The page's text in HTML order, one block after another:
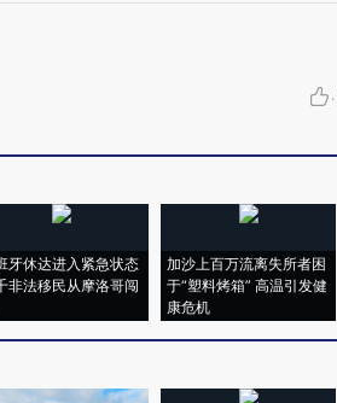
·
牙休达进入紧急状态
非法移民从摩洛哥闯
加沙上百万流离失所者困
于“塑料烤箱” 高温引发健
康危机